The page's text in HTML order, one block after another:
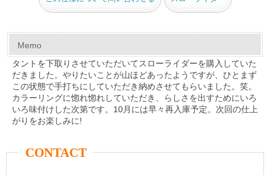
Memo
タントを下取りさせていただいてスローライダーを購入していた
だきました。やりたいことが山ほどあったようですが、ひとまず
この状態で手打ちにしていただき納めさせてもらいました。笑。
カラーリングに惚れ惚れしていただき、らしさを出すためにいろ
いろ味付けした次第です。10月には早々再入庫予定。次回の仕上
がりをお楽しみに!
CONTACT